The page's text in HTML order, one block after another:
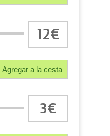
12€
Agregar a la cesta
3€